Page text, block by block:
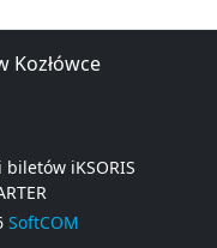
Kozłówce
iKSORIS
SoftCOM